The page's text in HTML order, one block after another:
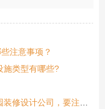
注意事项？
施类型有哪些?